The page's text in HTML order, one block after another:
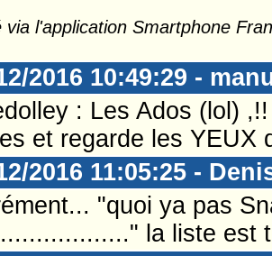
via l'application Smartphone
2016 10:49:29 -
: Les Ados (lol)
et regarde les YEUX
2016 11:05:25 -
"quoi ya pas
la liste est